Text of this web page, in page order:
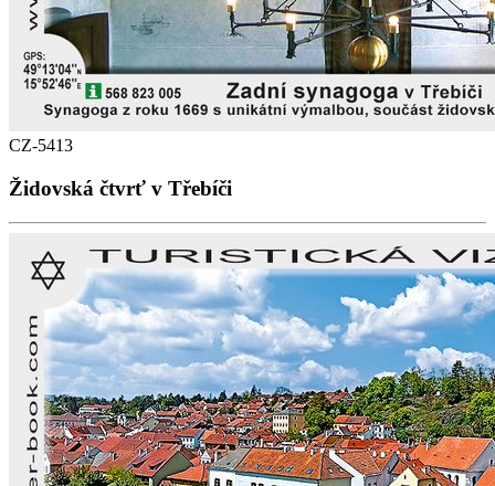
CZ-5413
Židovská čtvrť v Třebíči